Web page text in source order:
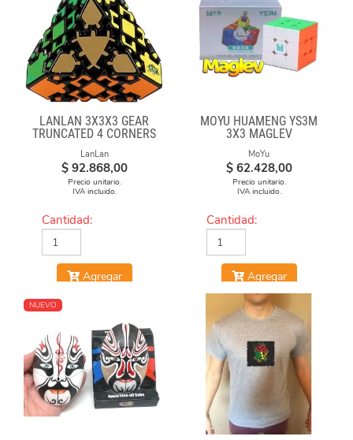
LANLAN 3X3X3 GEAR
TRUNCATED 4 CORNERS
LanLan
$ 92.868,00
Precio unitario.
IVA incluido.
Cantidad:
Agregar
MOYU HUAMENG YS3M
3X3 MAGLEV
MoYu
$ 62.428,00
Precio unitario.
IVA incluido.
Cantidad:
Agregar
NUEVO